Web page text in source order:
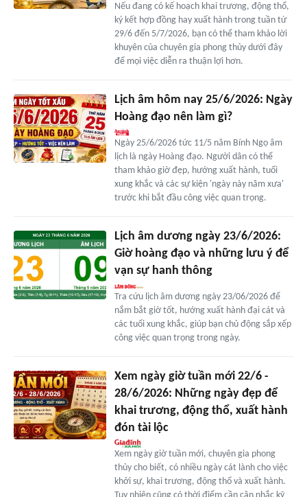
Nếu đang có kế hoạch khai trương, động thổ,
ký kết hợp đồng hay xuất hành trong tuần từ
29/6 đến 5/7/2026, bạn có thể tham khảo lời
khuyên của chuyên gia phong thủy dưới đây
để mọi việc diễn ra thuận lợi hơn.
Lịch âm hôm nay 25/6/2026: Ngày
Hoàng đạo nên làm gì?
Ngày 25/6/2026 tức 11/5 năm Bính Ngọ âm
lịch là ngày Hoàng đạo. Người dân có thể
tham khảo giờ đẹp, hướng xuất hành, tuổi
xung khắc và các sự kiện 'ngày này năm xưa'
trước khi bắt đầu công việc quan trọng.
Lịch âm dương ngày 23/6/2026:
Giờ hoàng đạo và những lưu ý để
vạn sự hanh thông
Tra cứu lịch âm dương ngày 23/06/2026 để
nắm bắt giờ tốt, hướng xuất hành đại cát và
các tuổi xung khắc, giúp bạn chủ động sắp xếp
công việc quan trọng trong ngày.
Xem ngày giờ tuần mới 22/6 -
28/6/2026: Những ngày đẹp để
khai trương, động thổ, xuất hành
đón tài lộc
Xem ngày giờ tuần mới, chuyên gia phong
thủy cho biết, có nhiều ngày cát lành cho việc
khởi sự, khai trương, động thổ và xuất hành.
Tuy nhiên cũng có thời điểm cần cân nhắc kỹ